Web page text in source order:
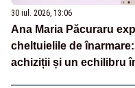
30 iul. 2026, 13:06
Ana Maria Păcuraru
cheltuielile de
achiziții și un echilibru